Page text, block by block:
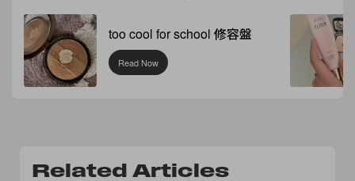
too cool for school 修容盤
Read Now
Related Articles